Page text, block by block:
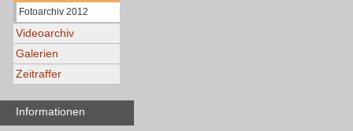
Fotoarchiv 2012
Videoarchiv
Galerien
Zeitraffer
Informationen